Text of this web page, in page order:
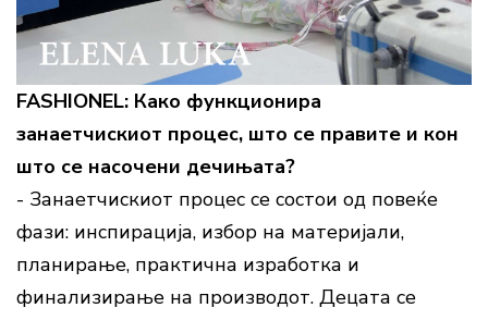
FASHIONEL: Како функционира
занаетчискиот процес, што се правите и кон
што се насочени дечињата?
- Занаетчискиот процес се состои од повеќе
фази: инспирација, избор на материјали,
планирање, практична изработка и
финализирање на производот. Децата се